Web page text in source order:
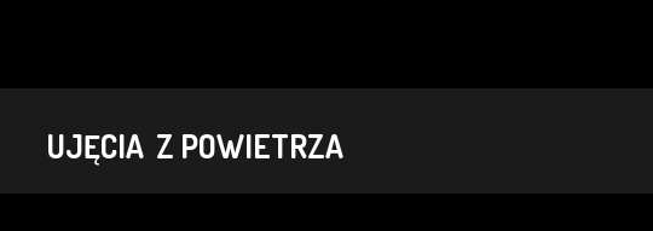
UJĘCIA Z POWIETRZA